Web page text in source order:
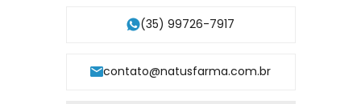
(35) 99726-7917
contato@natusfarma.com.br